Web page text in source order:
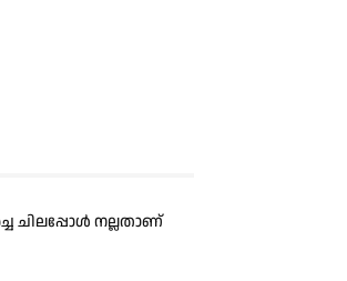
ചിലപ്പോൾ നല്ലതാണ്